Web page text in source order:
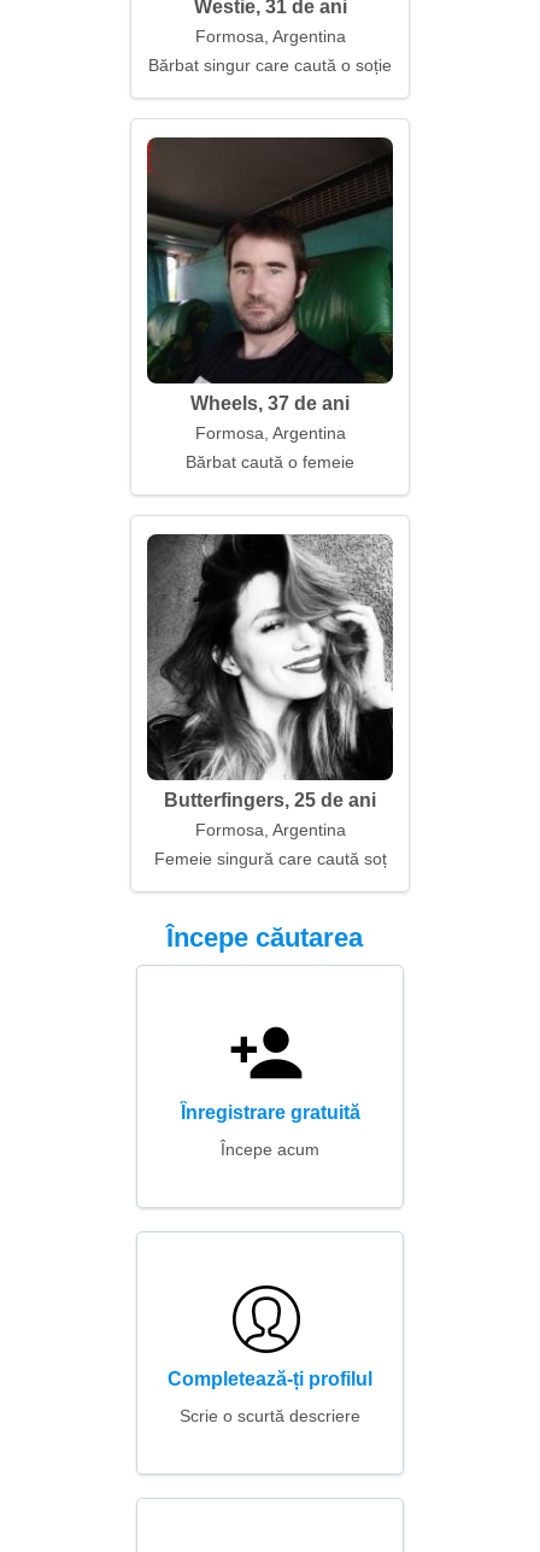
Westie, 31 de ani
Formosa, Argentina
Bărbat singur care caută o soție
Wheels, 37 de ani
Formosa, Argentina
Bărbat caută o femeie
Butterfingers, 25 de ani
Formosa, Argentina
Femeie singură care caută soț
Începe căutarea
Înregistrare gratuită
Începe acum
Completează-ți profilul
Scrie o scurtă descriere